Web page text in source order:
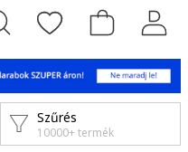
Szűrés
10000+ termék